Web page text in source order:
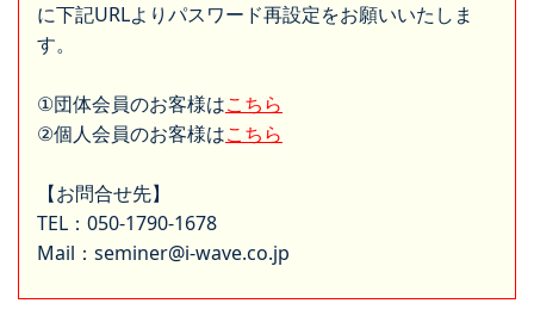
に下記URLよりパスワード再設定をお願いいたしま
す。
①団体会員のお客様はこちら
②個人会員のお客様はこちら
【お問合せ先】
TEL：050-1790-1678
Mail：seminer@i-wave.co.jp